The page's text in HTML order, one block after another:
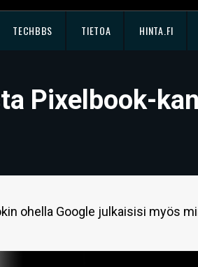
TECHBBS TIETOA HINTA.FI
Pixelbook-
ohella Google julkaisisi myös